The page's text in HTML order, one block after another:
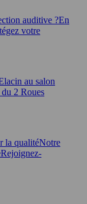
auditive ?En
votre
au salon
2 Roues
la qualitéNotre
Rejoignez-